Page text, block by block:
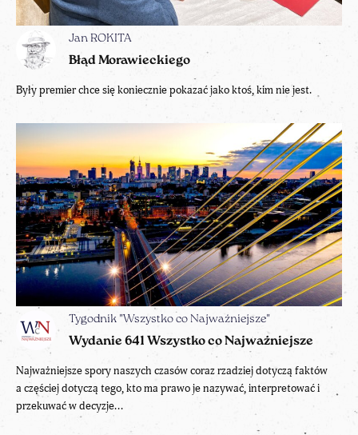
Jan ROKITA
Błąd Morawieckiego
Były premier chce się koniecznie pokazać jako ktoś, kim nie jest.
Tygodnik "Wszystko co Najważniejsze"
Wydanie 641 Wszystko co Najważniejsze
Najważniejsze spory naszych czasów coraz rzadziej dotyczą faktów
a częściej dotyczą tego, kto ma prawo je nazywać, interpretować i
przekuwać w decyzje...